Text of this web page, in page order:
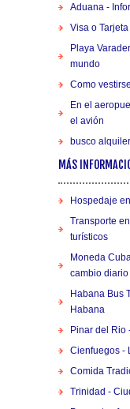
Aduana -
Visa o
Playa
mundo
Como
En el
el avión
busco
MÁS
Hospedaje
Transporte
turísticos
Moneda
cambio diario
Habana Bus
Habana
Pinar del Rio
Cienfuegos -
Comida
Trinidad -